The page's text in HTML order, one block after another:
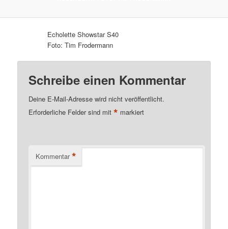
Echolette Showstar S40
Foto: Tim Frodermann
Schreibe einen Kommentar
Deine E-Mail-Adresse wird nicht veröffentlicht.
Erforderliche Felder sind mit* markiert
Kommentar *